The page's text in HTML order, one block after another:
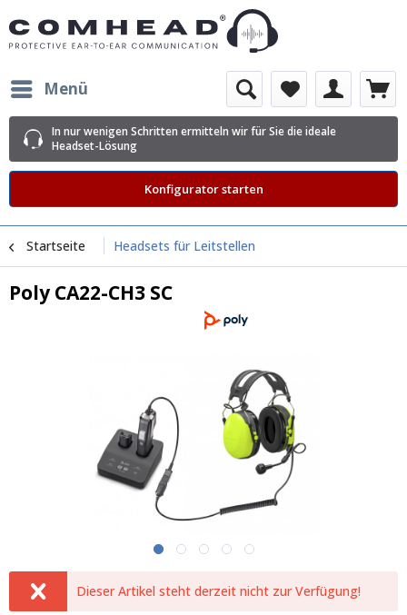
Menü
In nur wenigen Schritten ermitteln wir für Sie die ideale
Headset-Lösung
Konfigurator starten
Startseite Headsets für Leitstellen
Poly CA22-CH3 SC
Dieser Artikel steht derzeit nicht zur Verfügung!